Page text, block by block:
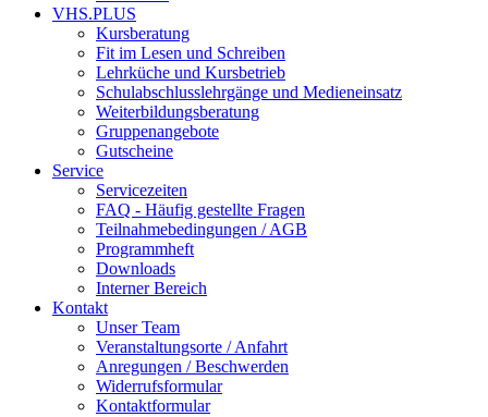
VHS.PLUS
Kursberatung
Fit im Lesen und Schreiben
Lehrküche und Kursbetrieb
Schulabschlusslehrgänge und Medieneinsatz
Weiterbildungsberatung
Gruppenangebote
Gutscheine
Service
Servicezeiten
FAQ - Häufig gestellte Fragen
Teilnahmebedingungen / AGB
Programmheft
Downloads
Interner Bereich
Kontakt
Unser Team
Veranstaltungsorte / Anfahrt
Anregungen / Beschwerden
Widerrufsformular
Kontaktformular